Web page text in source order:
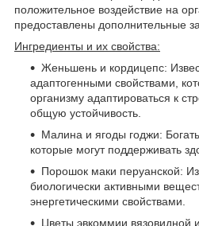
положительное воздействие на
предоставлены дополнительные
Ингредиенты и их свойства:
Женьшень и кордицепс:
адаптогенными свойствами,
организму адаптироваться к
общую устойчивость.
Малина и ягоды годжи:
которые могут поддерживать
Порошок маки перуанской:
биологически активными
энергетическими свойствами.
Цветы эвкоммии вязовидной